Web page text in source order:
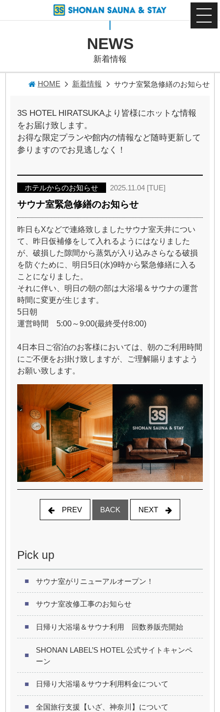
NEWS
新着情報
HOME 新着情報 サウナ室緊急修繕のお知らせ
3S HOTEL HIRATSUKAより皆様にホットな情報
をお届け致します。
お得な限定プランや館内の情報など随時更新して
参りますのでお見逃しなく！
ホテルからのお知らせ 2025.11.04 [TUE]
サウナ室緊急修繕のお知らせ
昨日もXなどで連絡致しましたサウナ室天井につい
て、昨日仮補修をして入れるようにはなりました
が、破損した隙間から蒸気が入り込みさらなる破損
を防ぐために、明日5日(水)9時から緊急修繕に入る
ことになりました。
それに伴い、明日の朝の部は大浴場＆サウナの運営
時間に変更が生じます。
5日朝
運営時間 5:00～9:00(最終受付8:00)
4日本日ご宿泊のお客様においては、朝のご利用時間
にご不便をお掛け致しますが、ご理解賜りますよう
お願い致します。
PREV BACK NEXT
Pick up
サウナ室がリニューアルオープン！
サウナ室改修工事のお知らせ
日帰り大浴場＆サウナ利用 回数券販売開始
SHONAN LABEL’S HOTEL 公式サイトキャンペ
ーン
日帰り大浴場＆サウナ利用料金について
全国旅行支援【いざ、神奈川】について